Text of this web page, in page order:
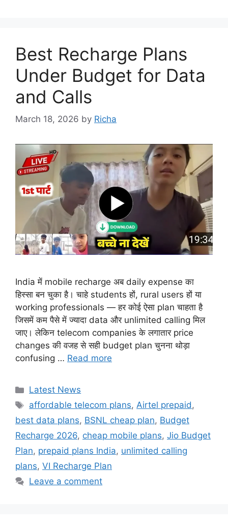
Best Recharge Plans
Under Budget for Data
and Calls
March 18, 2026 by Richa
India में mobile recharge अब daily expense का
हिस्सा बन चुका है। चाहे students हों, rural users हों या
working professionals — हर कोई ऐसा plan चाहता है
जिसमें कम पैसे में ज्यादा data और unlimited calling मिल
जाए। लेकिन telecom companies के लगातार price
changes की वजह से सही budget plan चुनना थोड़ा
confusing … Read more
Categories
Latest News
Tags
affordable telecom plans,Airtel prepaid,
best data plans, BSNL cheap plan, Budget
Recharge 2026, cheap mobile plans, Jio Budget
Plan, prepaid plans India, unlimited calling
plans, VI Recharge Plan
Leave a comment